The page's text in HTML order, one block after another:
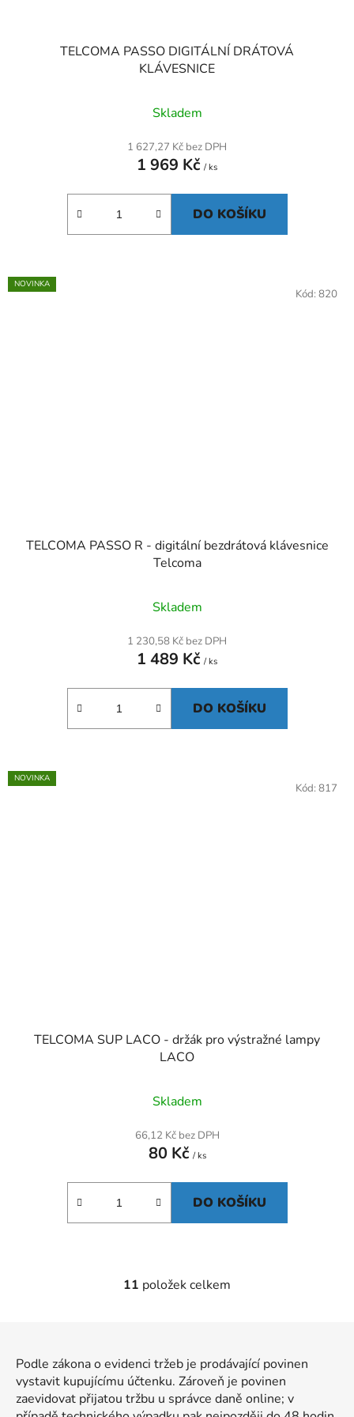
TELCOMA PASSO DIGITÁLNÍ DRÁTOVÁ
KLÁVESNICE
Skladem
1 627,27 Kč bez DPH
1 969 Kč / ks
DO KOŠÍKU
NOVINKA
TELCOMA PASSO R - digitální bezdrátová klávesnice
Telcoma
Skladem
1 230,58 Kč bez DPH
1 489 Kč / ks
DO KOŠÍKU
Kód: 820
NOVINKA
TELCOMA SUP LACO - držák pro výstražné lampy
LACO
Skladem
66,12 Kč bez DPH
80 Kč / ks
DO KOŠÍKU
Kód: 817
O
d
a
c
11 položek celkem
Podle zákona o evidenci tržeb je prodávající povinen
vystavit kupujícímu účtenku. Zároveň je povinen
zaevidovat přijatou tržbu u správce daně online; v